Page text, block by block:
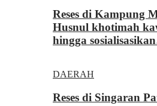
Reses di Kampung
Husnul khotimah
hingga
DAERAH
Reses di Singaran